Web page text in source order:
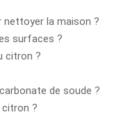
la maison ?
surfaces ?
citron ?
de soude ?
citron ?